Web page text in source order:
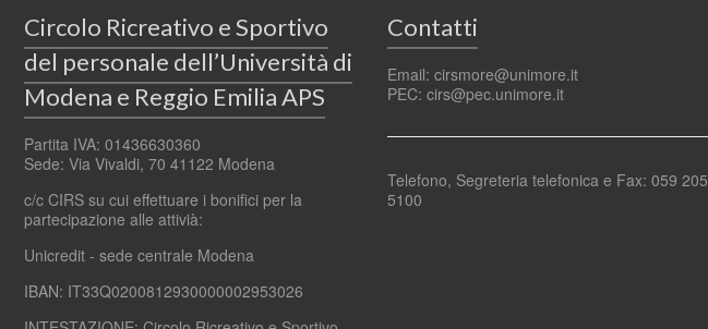
Circolo Ricreativo e Sportivo
del personale dell’Università di
Modena e Reggio Emilia APS
Partita IVA: 01436630360
Sede: Via Vivaldi, 70 41122 Modena
c/c CIRS su cui effettuare i bonifici per la
partecipazione alle attivià:
Unicredit - sede centrale Modena
IBAN: IT33Q0200812930000002953026
Contatti
Email: cirsmore@unimore.it
PEC: cirs@pec.unimore.it
Telefono, Segreteria telefonica e Fax: 059 205
5100